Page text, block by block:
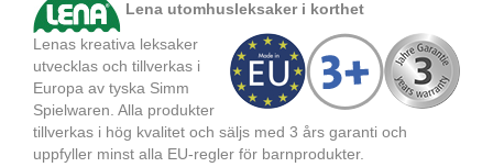
Lena utomhusleksaker i korthet
Lenas kreativa leksaker
utvecklas och tillverkas i
Europa av tyska Simm
Spielwaren. Alla produkter
tillverkas i hög kvalitet och säljs med 3 års garanti och
uppfyller minst alla EU-regler för barnprodukter.